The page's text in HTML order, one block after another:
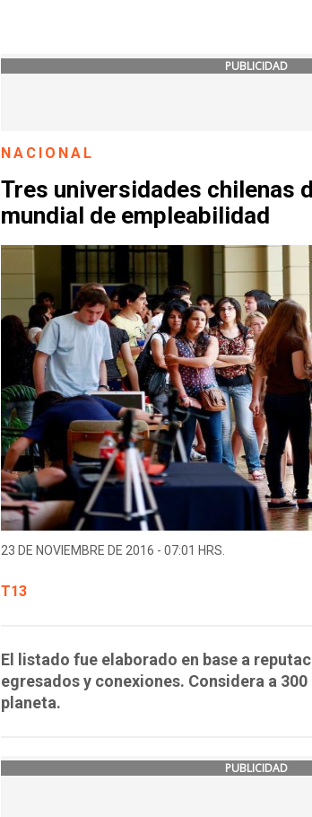
PUBLICIDAD
NACIONAL
Tres universidades chilenas
mundial de empleabilidad
23 DE NOVIEMBRE DE 2016 - 07:01 HRS.
T13
El listado fue elaborado en base a
egresados y conexiones. Considera a
planeta.
PUBLICIDAD